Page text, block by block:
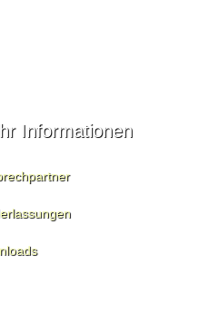
Informationen